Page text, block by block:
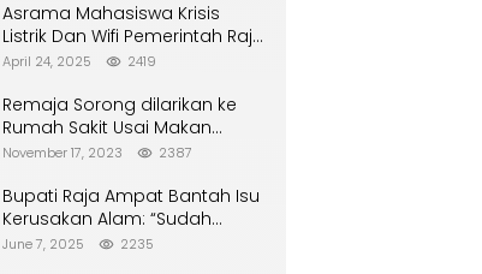
Asrama Mahasiswa Krisis
Listrik Dan Wifi Pemerintah Raja
Ampat Alasan Tunggu DPA
April 24, 2025 2419
Remaja Sorong dilarikan ke
Rumah Sakit Usai Makan
Biskuit dari Alfamart
November 17, 2023 2387
Bupati Raja Ampat Bantah Isu
Kerusakan Alam: “Sudah
Direboisasi dan Tidak Merusak
June 7, 2025 2235